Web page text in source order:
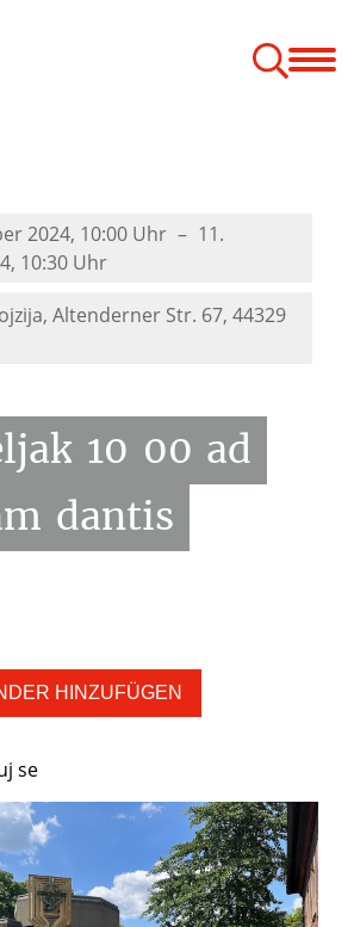
2024, 10:00 Uhr
11.
10:30 Uhr
Altenderner Str. 67, 44329
10 00 ad
dantis
HINZUFÜGEN
se